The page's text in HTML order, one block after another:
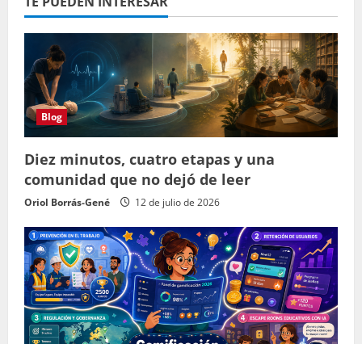
Blog
Diez minutos, cuatro etapas y una
comunidad que no dejó de leer
Oriol Borrás-Gené 12 de julio de 2026